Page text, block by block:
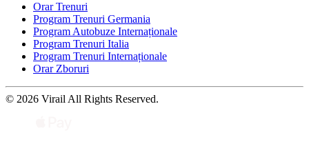
Orar Trenuri
Program Trenuri Germania
Program Autobuze Internaționale
Program Trenuri Italia
Program Trenuri Internaționale
Orar Zboruri
© 2026 Virail All Rights Reserved.